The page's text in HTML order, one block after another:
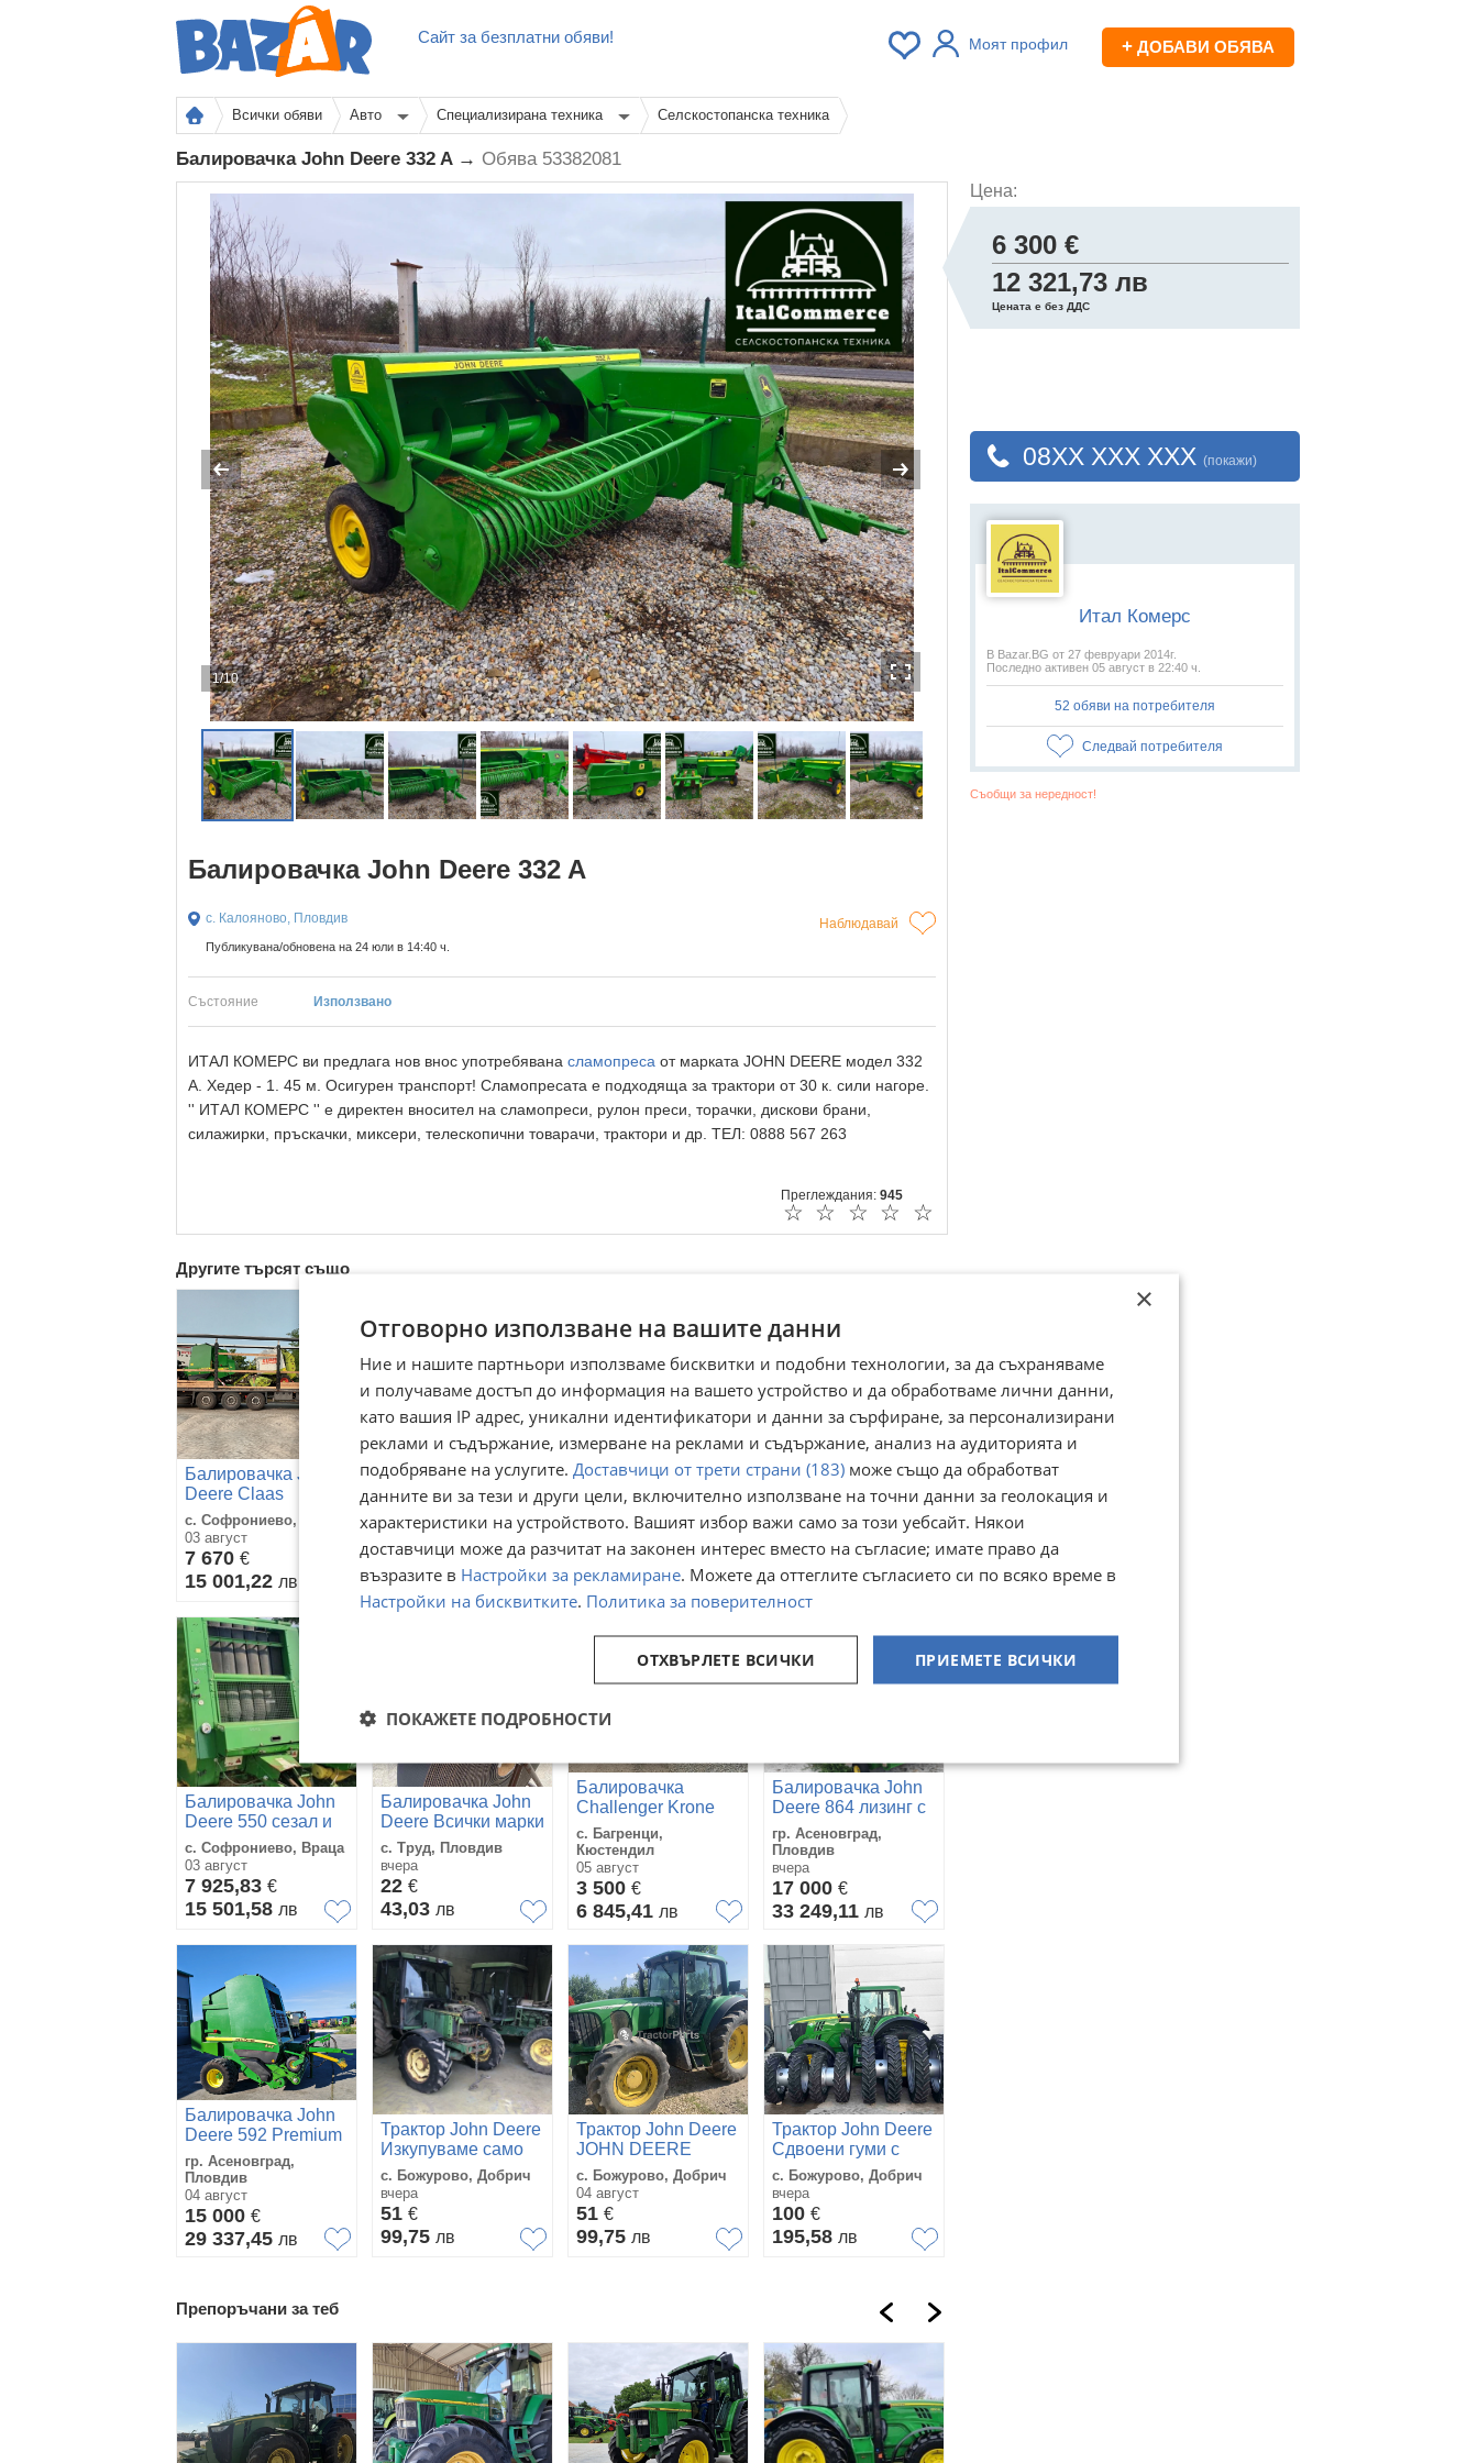
Сайт за безплатни обяви! Моят профил + ДОБАВИ ОБЯВА
Всички обяви Авто Специализирана техника Селскостопанска техника
Балировачка John Deere 332 A → Обява 53382081
1/10
Балировачка John Deere 332 A
с. Калояново, Пловдив Наблюдавай
Публикувана/обновена на 24 юли в 14:40 ч.
Състояние Използвано
ИТАЛ КОМЕРС ви предлага нов внос употребявана сламопреса от марката JOHN DEERE модел 332
A. Хедер - 1. 45 м. Осигурен транспорт! Сламопресата е подходяща за трактори от 30 к. сили нагоре.
'' ИТАЛ КОМЕРС '' е директен вносител на сламопреси, рулон преси, торачки, дискови брани,
силажирки, пръскачки, миксери, телескопични товарачи, трактори и др. ТЕЛ: 0888 567 263
Преглеждания: 945
☆
☆
☆
☆
☆
Другите търсят също
Балировачка John
Deere Claas
с. Софрониево, Враца
03 август
7 670 €
15 001,22 лв
Балировачка John
Deere 592
с. Новград, Русе
12 000€
23 469,96лв
Балировачка John
Deere 15
брРУЛОННИ
с. Софрониево, Враца
7 925,83€
15 501,58лв
Балировачка John
Deere Щипка за
бали
гр. Асеновград,
Пловдив
700€
1 369,08лв
Балировачка John
Deere 550 сезал и
мрежа
с. Софрониево, Враца
03 август
7 925,83 €
15 501,58 лв
Балировачка John
Deere Всички марки
и модели
с. Труд, Пловдив
вчера
22 €
43,03 лв
Балировачка
Challenger Krone
Welger Claas John
Deere Gallignani
с. Багренци,
Кюстендил
05 август
3 500 €
6 845,41 лв
Балировачка John
Deere 864 лизинг с
първоначална
вноска 20 %
гр. Асеновград,
Пловдив
вчера
17 000 €
33 249,11 лв
Балировачка John
Deere 592 Premium
лизинг с
първоначална
вноска 20 %
гр. Асеновград,
Пловдив
04 август
15 000 €
29 337,45 лв
Трактор John Deere
Изкупуваме само
John Deere
трактори
с. Божурово, Добрич
вчера
51 €
99,75 лв
Трактор John Deere
JOHN DEERE
6820-6920 НА
ЧАСТИ
с. Божурово, Добрич
04 август
51 €
99,75 лв
Трактор John Deere
Сдвоени гуми с
джанти за John
Deere
с. Божурово, Добрич
вчера
100 €
195,58 лв
Препоръчани за теб
Цена:
6 300 €
12 321,73 лв
Цената е без ДДС
08XX XXX XXX (покажи)
Итал Комерс
В Bazar.BG от 27 февруари 2014г.
Последно активен 05 август в 22:40 ч.
52 обяви на потребителя
Следвай потребителя
Съобщи за нередност!
×
Отговорно използване на вашите данни
Ние и нашите партньори използваме бисквитки и подобни технологии, за да съхраняваме
и получаваме достъп до информация на вашето устройство и да обработваме лични данни,
като вашия IP адрес, уникални идентификатори и данни за сърфиране, за персонализирани
реклами и съдържание, измерване на реклами и съдържание, анализ на аудиторията и
подобряване на услугите. Доставчици от трети страни (183) може също да обработват
данните ви за тези и други цели, включително използване на точни данни за геолокация и
характеристики на устройството. Вашият избор важи само за този уебсайт. Някои
доставчици може да разчитат на законен интерес вместо на съгласие; имате право да
възразите в Настройки за рекламиране. Можете да оттеглите съгласието си по всяко време в
Настройки на бисквитките. Политика за поверителност
ПРИЕМЕТЕ ВСИЧКИ
ОТХВЪРЛЕТЕ ВСИЧКИ
ПОКАЖЕТЕ ПОДРОБНОСТИ